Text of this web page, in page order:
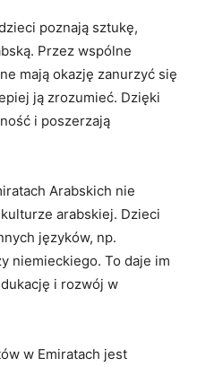
⁣poznają sztukę,
Przez wspólne
mają okazję zanurzyć się
ją zrozumieć. Dzięki
i poszerzają
Arabskich nie
arabskiej. Dzieci
języków, np.
niemieckiego. To daje im
i​ rozwój w
w Emiratach jest